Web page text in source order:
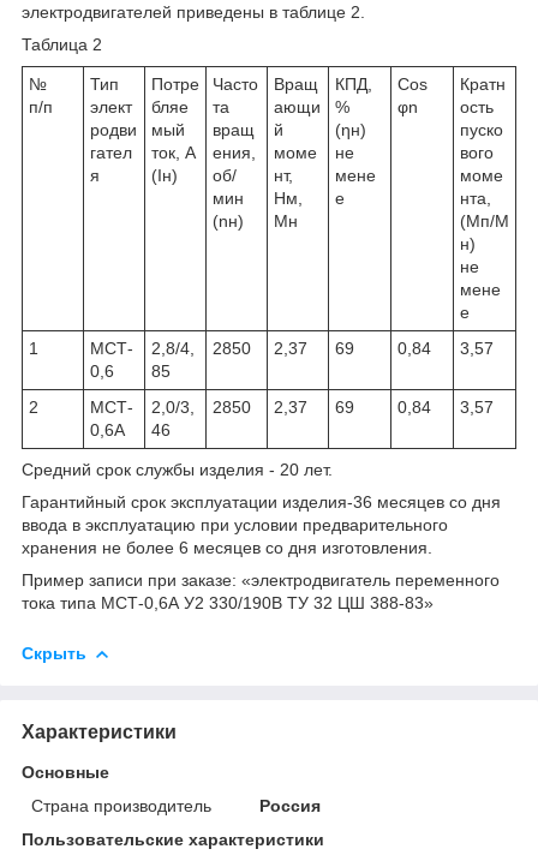
электродвигателей приведены в таблице 2.
Таблица 2
№
п/п
Тип
элект
родви
гател
я
Потре
бляе
мый
ток, А
(Iн)
Часто
та
вращ
ения,
об/
мин
(nн)
Вращ
ающи
й
моме
нт,
Нм,
Mн
КПД,
%
(ηн)
не
мене
е
Сos
φn
Кратн
ость
пуско
вого
моме
нта,
(Mп/M
н)
не
мене
е
1
МСТ-
0,6
2,8/4,
85
2850 2,37 69 0,84 3,57
2
МСТ-
0,6А
2,0/3,
46
2850 2,37 69 0,84 3,57
Средний срок службы изделия - 20 лет.
Гарантийный срок эксплуатации изделия-36 месяцев со дня
ввода в эксплуатацию при условии предварительного
хранения не более 6 месяцев со дня изготовления.
Пример записи при заказе: «электродвигатель переменного
тока типа МСТ-0,6А У2 330/190В ТУ 32 ЦШ 388-83»
Скрыть
Характеристики
Основные
Страна производитель
Россия
Пользовательские характеристики